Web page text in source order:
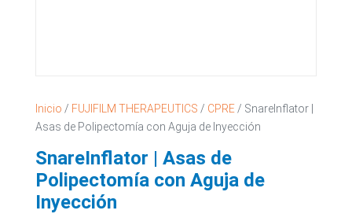
Inicio / FUJIFILM THERAPEUTICS / CPRE/ SnareInflator |
Asas de Polipectomía con Aguja de Inyección
SnareInflator | Asas de
Polipectomía con Aguja de
Inyección